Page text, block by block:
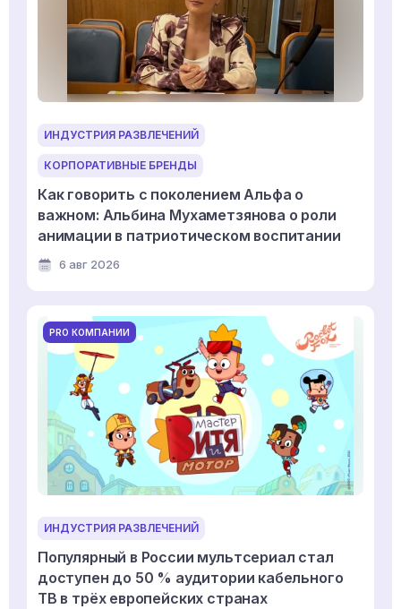
ИНДУСТРИЯ РАЗВЛЕЧЕНИЙ
КОРПОРАТИВНЫЕ БРЕНДЫ
Как говорить с поколением Альфа о
важном: Альбина Мухаметзянова о роли
анимации в патриотическом воспитании
6 авг 2026
PRO КОМПАНИИ
ИНДУСТРИЯ РАЗВЛЕЧЕНИЙ
Популярный в России мультсериал стал
доступен до 50 % аудитории кабельного
ТВ в трёх европейских странах